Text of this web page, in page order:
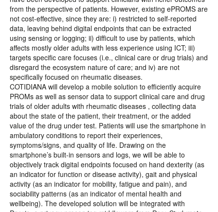
from the perspective of patients. However, existing ePROMS are
not cost-effective, since they are: i) restricted to self-reported
data, leaving behind digital endpoints that can be extracted
using sensing or logging; ii) difficult to use by patients, which
affects mostly older adults with less experience using ICT; iii)
targets specific care focuses (i.e., clinical care or drug trials) and
disregard the ecosystem nature of care; and iv) are not
specifically focused on rheumatic diseases.
COTIDIANA will develop a mobile solution to efficiently acquire
PROMs as well as sensor data to support clinical care and drug
trials of older adults with rheumatic diseases , collecting data
about the state of the patient, their treatment, or the added
value of the drug under test. Patients will use the smartphone in
ambulatory conditions to report their experiences,
symptoms/signs, and quality of life. Drawing on the
smartphone’s built-in sensors and logs, we will be able to
objectively track digital endpoints focused on hand dexterity (as
an indicator for function or disease activity), gait and physical
activity (as an indicator for mobility, fatigue and pain), and
sociability patterns (as an indicator of mental health and
wellbeing). The developed solution will be integrated with